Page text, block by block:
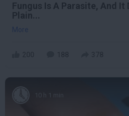
Fungus Is A Parasite, And It
Plain...
More
10 h 1 min